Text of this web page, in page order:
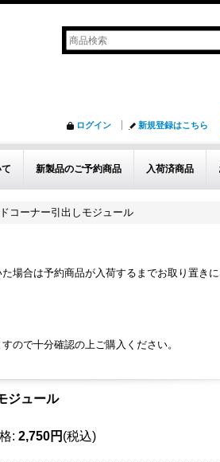
ログイン 新規登録はこちら
新製品のご予約商品 入荷済商品
コーナー引出しモジュール
場合は予約商品が入荷するまでお取り置き
ので十分確認の上ご購入ください。
ジュール
: 2,750円 (税込)